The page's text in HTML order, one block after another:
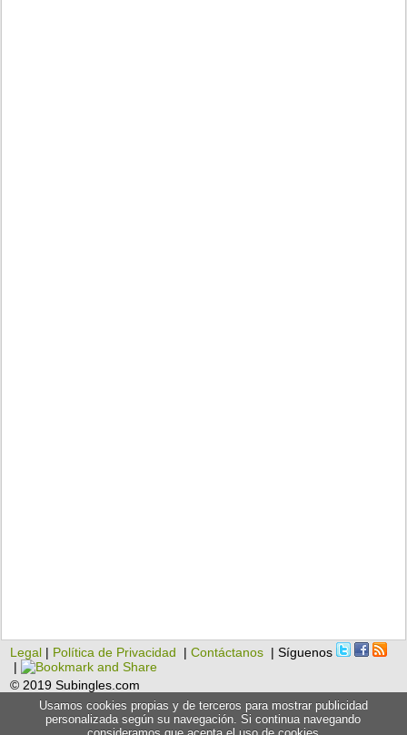
Legal | Política de Privacidad |Contáctanos | Síguenos
|
© 2019 Subingles.com
Usamos cookies propias y de terceros para mostrar publicidad
personalizada según su navegación. Si continua navegando
consideramos que acepta el uso de cookies